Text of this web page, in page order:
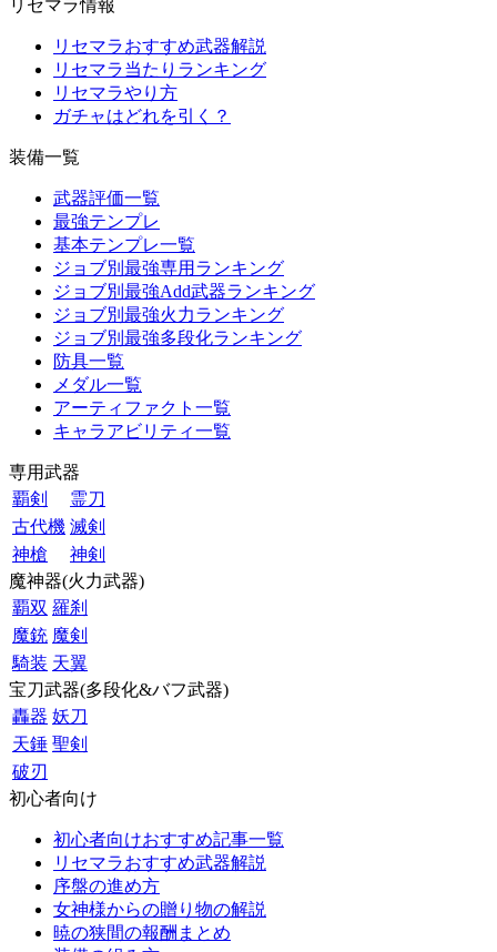
リセマラ情報
リセマラおすすめ武器解説
リセマラ当たりランキング
リセマラやり方
ガチャはどれを引く？
装備一覧
武器評価一覧
最強テンプレ
基本テンプレ一覧
ジョブ別最強専用ランキング
ジョブ別最強Add武器ランキング
ジョブ別最強火力ランキング
ジョブ別最強多段化ランキング
防具一覧
メダル一覧
アーティファクト一覧
キャラアビリティ一覧
専用武器
覇剣
霊刀
古代機 滅剣
神槍
神剣
魔神器(火力武器)
覇双 羅刹
魔銃 魔剣
騎装 天翼
宝刀武器(多段化&バフ武器)
轟器 妖刀
天錘 聖剣
破刃
初心者向け
初心者向けおすすめ記事一覧
リセマラおすすめ武器解説
序盤の進め方
女神様からの贈り物の解説
暁の狭間の報酬まとめ